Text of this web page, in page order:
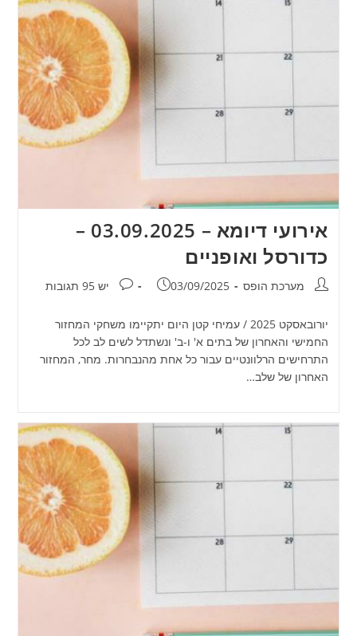
אירועי דיומא – 03.09.2025 –
כדורסל ואופניים
מחבר:מערכת הופס פורסם:
03/09/2025 תגובות:
יש 95 תגובות
יורובאסקט 2025 / עמיחי קטן היום יתקיימו משחקי המחזור
החמישי והאחרון של בתים א' ו-ב' ונשתדל לשים לב לכל
התרחישים הרלוונטיים עבור כל אחת מהנבחרות. מחר, המחזור
האחרון של שלב…